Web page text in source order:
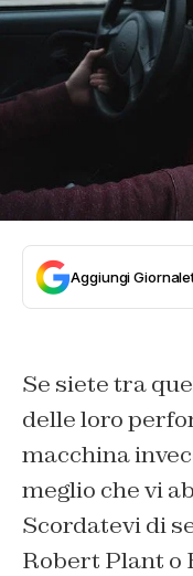
Aggiungi
Se siete tra
delle loro
macchina
meglio che vi
Scordatevi di
Robert Plant o